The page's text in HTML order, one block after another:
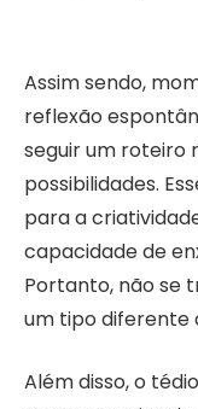
Assim sendo,
reflexão
seguir um roteiro
possibilidades.
para a
capacidade de
Portanto, não se
um tipo diferente
Além disso, o